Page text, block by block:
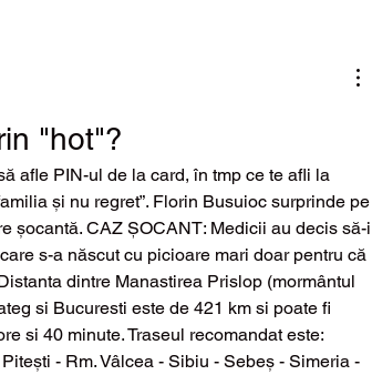
"hot"?
afle PIN-ul de la card, în tmp ce te afli la
și nu regret”. Florin Busuioc surprinde pe
șocantă. CAZ ȘOCANT: Medicii au decis să-i
s-a născut cu picioare mari doar pentru că
dintre Manastirea Prislop (mormântul
si Bucuresti este de 421 km si poate fi
si 40 minute. Traseul recomandat este:
- Rm. Vâlcea - Sibiu - Sebeș - Simeria -